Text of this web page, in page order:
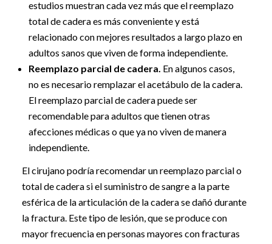
estudios muestran cada vez más que el reemplazo
total de cadera es más conveniente y está
relacionado con mejores resultados a largo plazo en
adultos sanos que viven de forma independiente.
Reemplazo parcial de cadera. En algunos casos,
no es necesario remplazar el acetábulo de la cadera.
El reemplazo parcial de cadera puede ser
recomendable para adultos que tienen otras
afecciones médicas o que ya no viven de manera
independiente.
El cirujano podría recomendar un reemplazo parcial o
total de cadera si el suministro de sangre a la parte
esférica de la articulación de la cadera se dañó durante
la fractura. Este tipo de lesión, que se produce con
mayor frecuencia en personas mayores con fracturas